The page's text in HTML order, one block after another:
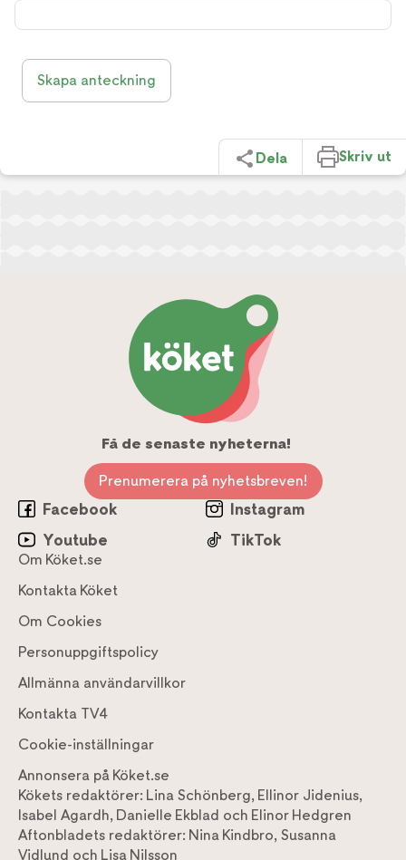
Skapa anteckning
Dela Skriv ut
Få de senaste nyheterna!
Prenumerera på nyhetsbreven!
Facebook
Instagram
Youtube
TikTok
Om Köket.se
Kontakta Köket
Om Cookies
Personuppgiftspolicy
Allmänna användarvillkor
Kontakta TV4
Cookie-inställningar
Annonsera på Köket.se
Kökets redaktörer: Lina Schönberg, Ellinor Jidenius,
Isabel Agardh, Danielle Ekblad och Elinor Hedgren
Aftonbladets redaktörer: Nina Kindbro, Susanna
Vidlund och Lisa Nilsson